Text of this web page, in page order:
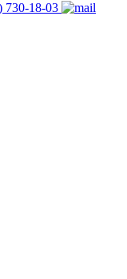
730-18-03